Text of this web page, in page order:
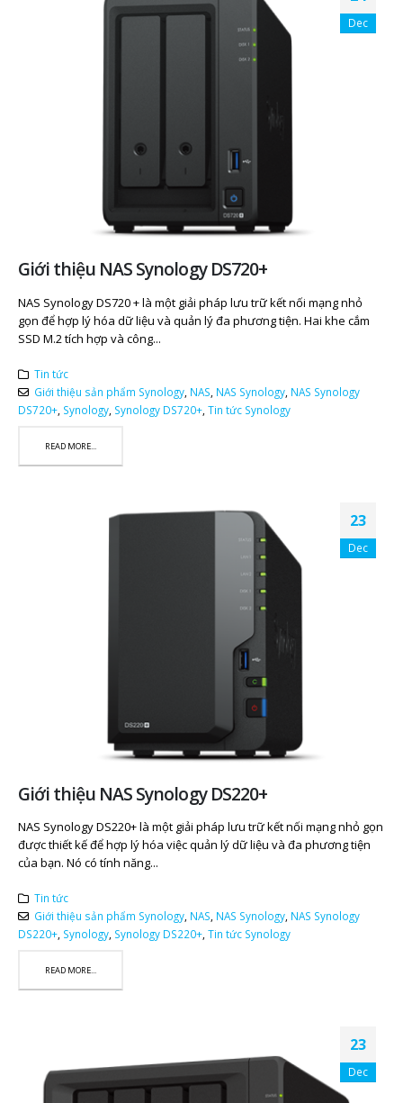
Dec
Giới thiệu NAS Synology DS720+
NAS Synology DS720 + là một giải pháp lưu trữ kết nối mạng nhỏ
gọn để hợp lý hóa dữ liệu và quản lý đa phương tiện. Hai khe cắm
SSD M.2 tích hợp và công...
Tin tức
Giới thiệu sản phẩm Synology, NAS NAS Synology, NAS Synology
DS720+ Synology Synology DS720+ Tin tức Synology
READ MORE...
23
Dec
Giới thiệu NAS Synology DS220+
NAS Synology DS220+ là một giải pháp lưu trữ kết nối mạng nhỏ gọn
được thiết kế để hợp lý hóa việc quản lý dữ liệu và đa phương tiện
của bạn. Nó có tính năng...
Tin tức
Giới thiệu sản phẩm Synology, NAS NAS Synology, NAS Synology
DS220+ Synology Synology DS220+ Tin tức Synology
READ MORE...
23
Dec